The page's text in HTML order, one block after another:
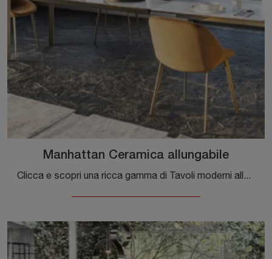
Manhattan Ceramica allungabile
Clicca e scopri una ricca gamma di Tavoli moderni allungabili da pranzo! Il modello Manhattan Ceramica allungabile di Riflessi ti aspetta.